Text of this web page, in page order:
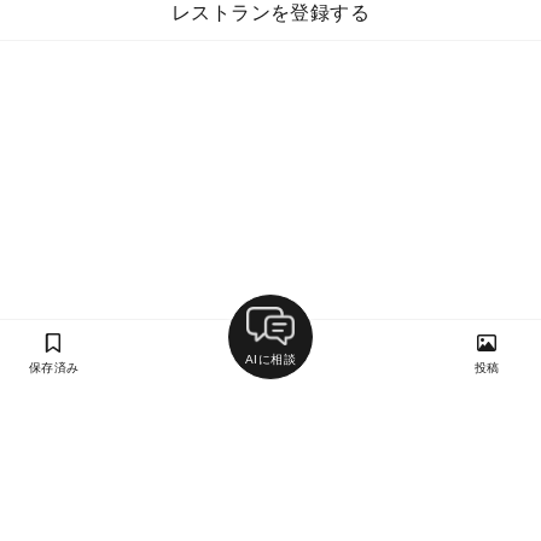
レストランを登録する
保存済み
AIに相談
投稿